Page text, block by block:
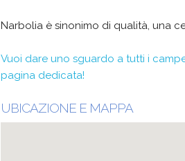
Narbolia è sinonimo di qualità, una
Vuoi dare uno sguardo a tutti i
pagina dedicata!
UBICAZIONE E MAPPA